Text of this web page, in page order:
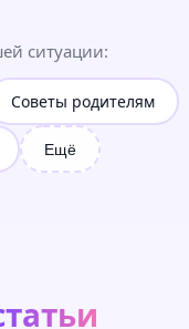
ситуации:
Советы родителям
Ещё